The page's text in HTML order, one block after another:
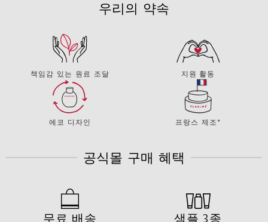
우리의 약속
책임감 있는 원료 조달 지원 활동
에코 디자인 프랑스 제조*
공식몰 구매 혜택
무료 배송 샘플 3종